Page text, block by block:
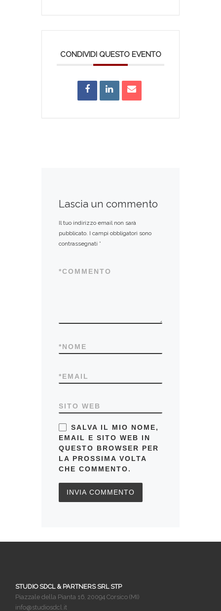
CONDIVIDI QUESTO EVENTO
Lascia un commento
Il tuo indirizzo email non sarà
pubblicato. I campi obbligatori sono
contrassegnati *
COMMENTO
*
NOME
*
EMAIL
*
SITO WEB
SALVA IL MIO NOME,
EMAIL E SITO WEB IN
QUESTO BROWSER PER
LA PROSSIMA VOLTA
CHE COMMENTO.
STUDIO SDCL & PARTNERS SRL STP
Piazzale della Pianta 16, 20094 Corsico (MI)
info@studiosdcl.it